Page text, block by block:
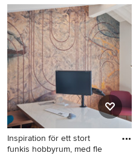
Inspiration för ett mellanstort
rustikt hemmabibliotek, med
bruna väggar, ett fristående
skrivbord och brunt golv
Inspiration för ett stort
funkis hobbyrum, med fle